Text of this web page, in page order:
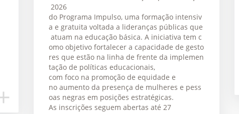
2026
do Programa Impulso, uma formação intensiv
a e gratuita voltada a lideranças públicas que
atuam na educação básica. A iniciativa tem c
omo objetivo fortalecer a capacidade de gesto
res que estão na linha de frente da implemen
tação de políticas educacionais,
com foco na promoção de equidade e
no aumento da presença de mulheres e pess
oas negras em posições estratégicas.
As inscrições seguem abertas até 27